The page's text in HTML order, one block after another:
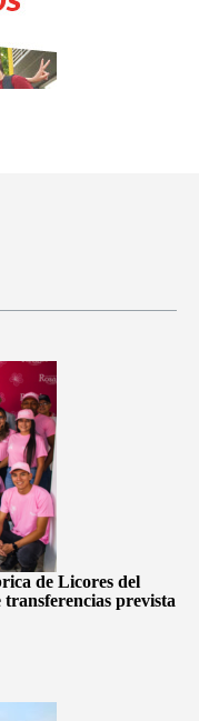
de Licores del
prevista